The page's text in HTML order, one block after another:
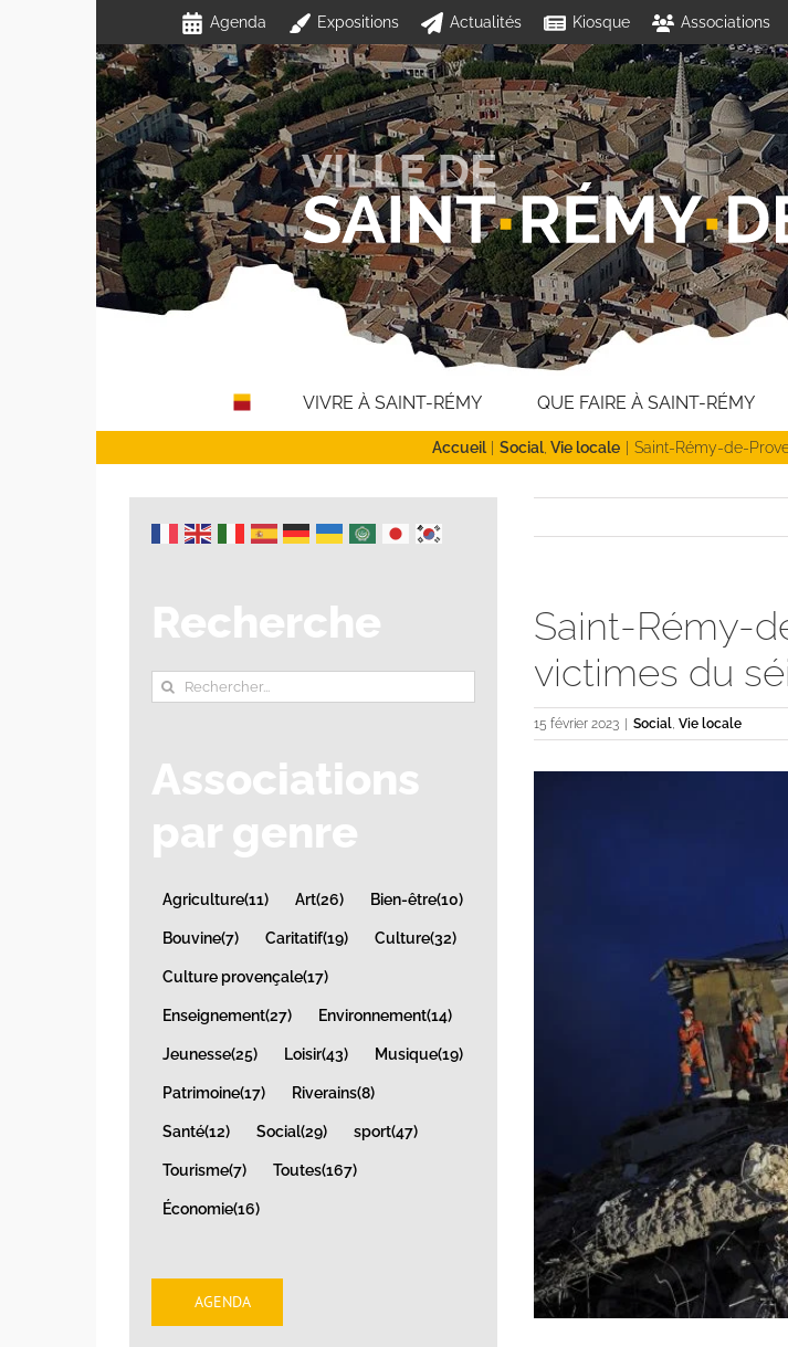
Agenda Expositions Actualités Kiosque Associations
VIVRE À SAINT-RÉMY QUE FAIRE À SAINT-RÉMY
Accueil Social Vie locale Saint-Rémy-de-
Saint-Rémy-
victimes du
15 février 2023 Social,Vie locale
Recherche
Rechercher:
Associations
par genre
Agriculture(11) Art(26) Bien-être(10)
Bouvine(7) Caritatif(19) Culture(32)
Culture provençale(17)
Enseignement(27) Environnement(14)
Jeunesse(25) Loisir(43) Musique(19)
Patrimoine(17) Riverains(8)
Santé(12) Social(29) sport(47)
Tourisme(7) Toutes(167)
Économie(16)
AGENDA